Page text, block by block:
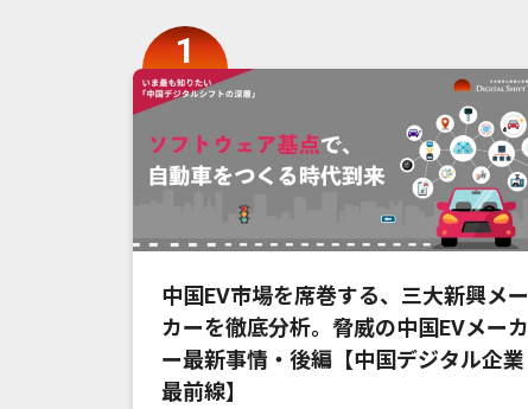
中国EV市場を席巻する、三大新興メー
カーを徹底分析。脅威の中国EVメーカ
ー最新事情・後編【中国デジタル企業
最前線】